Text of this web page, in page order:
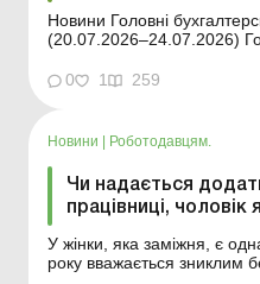
Новини Головні бухгалтерські новини тижня
(20.07.2026–24.07.2026) Головні новини про
щодня Зміст номеру Юридичні консультації
Читати Мін’юст затвердив
0 1 259
Новини Роботодавцям.
Чи надається
працівниці, чоловік
У жінки, яка заміжня, є
року вважається зниклим